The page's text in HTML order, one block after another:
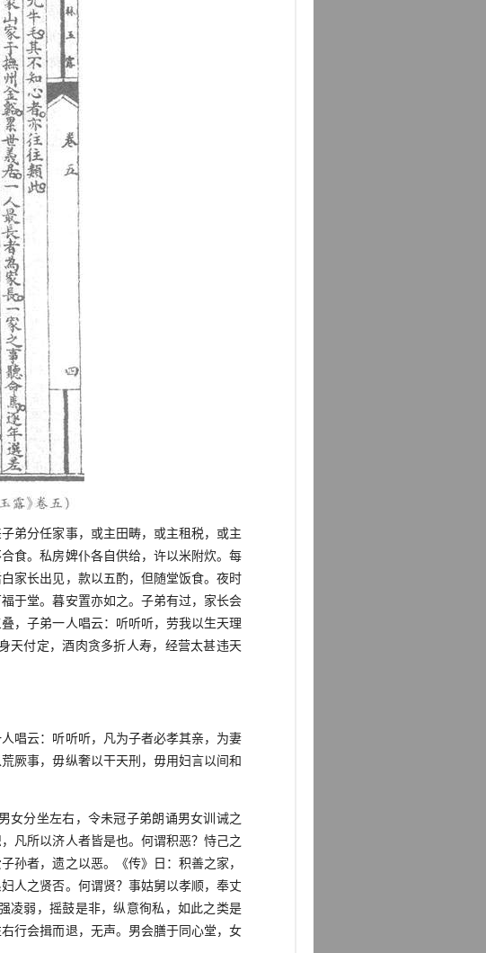
弟分任家事，或主田畴，或主租税，或主
食。私房婢仆各自供给，许以米附炊。每
家长出见，款以五酌，但随堂饭食。夜时
于堂。暮安置亦如之。子弟有过，家长会
，子弟一人唱云：听听听，劳我以生天理
天付定，酒肉贪多折人寿，经营太甚违天
唱云：听听听，凡为子者必孝其亲，为妻
厥事，毋纵奢以干天刑，毋用妇言以间和
分坐左右，令未冠子弟朗诵男女训诫之
凡所以济人者皆是也。何谓积恶？恃己之
孙者，遗之以恶。《传》日：积善之家，
人之贤否。何谓贤？事姑舅以孝顺，奉丈
凌弱，摇鼓是非，纵意徇私，如此之类是
行会揖而退，无声。男会膳于同心堂，女